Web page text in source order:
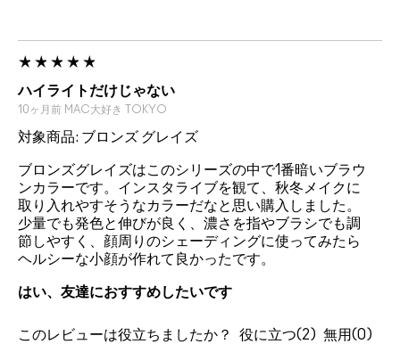
ハイライトだけじゃない
10ヶ月前 MAC大好き TOKYO
対象商品: ブロンズ グレイズ
ブロンズグレイズはこのシリーズの中で1番暗いブラウ
ンカラーです。インスタライブを観て、秋冬メイクに
取り入れやすそうなカラーだなと思い購入しました。
少量でも発色と伸びが良く、濃さを指やブラシでも調
節しやすく、顔周りのシェーディングに使ってみたら
ヘルシーな小顔が作れて良かったです。
はい、友達におすすめしたいです
このレビューは役立ちましたか？ 2 0